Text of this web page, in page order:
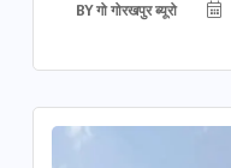
BYगो गोरखपुर ब्यूरो